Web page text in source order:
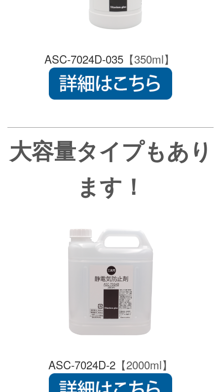
ASC-7024D-035【350ml】
大容量タイプもあり
ます！
ASC-7024D-2 【2000ml】